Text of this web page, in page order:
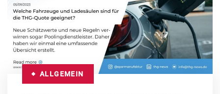
ALLGEMEIN